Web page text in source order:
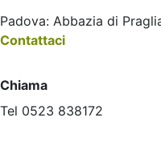
Padova: Abbazia di
Contattaci
Chiama
Tel 0523 838172